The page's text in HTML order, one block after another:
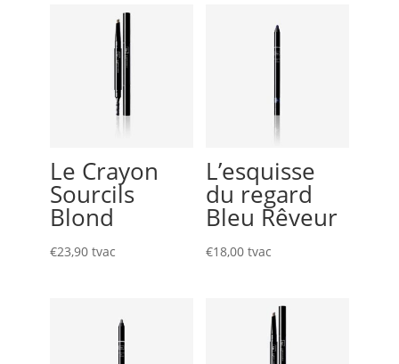
Le Crayon
Sourcils
Blond
€23,90 tvac
L’esquisse
du regard
Bleu Rêveur
€18,00 tvac